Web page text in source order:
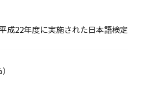
成22年度に実施された日本語検定